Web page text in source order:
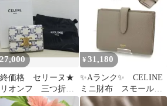
27,000
価格 セリーヌ★
リオンフ 三つ折り
アイボリー×ネイ
¥ 31,180
✨Aランク✨ CELINE
ミニ財布 スモールス
トラップウォレット